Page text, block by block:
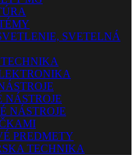
SVETELNÁ
NÁSTROJE
NÁSTROJE
PREDMETY
TECHNIKA